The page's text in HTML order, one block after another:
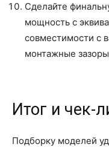
Сделайте
мощность с
совместимости с
монтажные
Итог и чек-
Подборку моделей